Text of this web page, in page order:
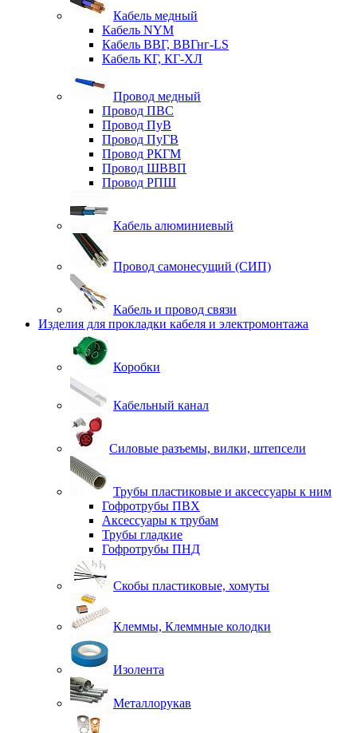
Кабель медный
Кабель NYM
Кабель ВВГ, ВВГнг-LS
Кабель КГ, КГ-ХЛ
Провод медный
Провод ПВС
Провод ПуВ
Провод ПуГВ
Провод РКГМ
Провод ШВВП
Провод РПШ
Кабель алюминиевый
Провод самонесущий (СИП)
Кабель и провод связи
Изделия для прокладки кабеля и электромонтажа
Коробки
Кабельный канал
Силовые разъемы, вилки, штепсели
Трубы пластиковые и аксессуары к ним
Гофротрубы ПВХ
Аксессуары к трубам
Трубы гладкие
Гофротрубы ПНД
Скобы пластиковые, хомуты
Клеммы, Клеммные колодки
Изолента
Металлорукав